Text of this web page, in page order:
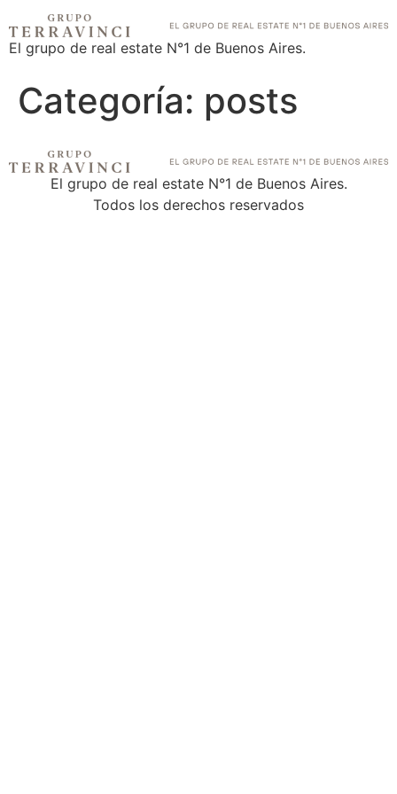
El grupo de real estate N°1 de Buenos Aires.
Categoría: posts
El grupo de real estate N°1 de Buenos Aires.
Todos los derechos reservados